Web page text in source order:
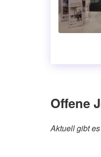
Offene
Aktuell gibt